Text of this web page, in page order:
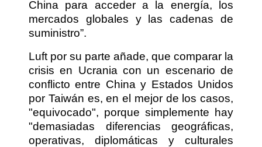
China para acceder a la energía, los
mercados globales y las cadenas de
suministro”.
Luft por su parte añade, que comparar la
crisis en Ucrania con un escenario de
conflicto entre China y Estados Unidos
por Taiwán es, en el mejor de los casos,
"equivocado", porque simplemente hay
"demasiadas diferencias geográficas,
operativas, diplomáticas y culturales